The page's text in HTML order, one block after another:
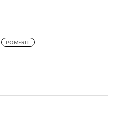
POMFRIT